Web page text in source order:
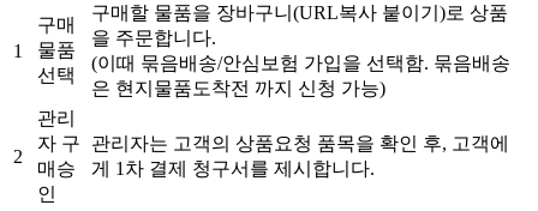
1
구매
물품
선택
구매할 물품을 장바구니(URL복사 붙이기)로 상품
을 주문합니다.
(이때 묶음배송/안심보험 가입을 선택함. 묶음배송
은 현지물품도착전 까지 신청 가능)
2
관리
자 구
매승
인
관리자는 고객의 상품요청 품목을 확인 후, 고객에
게 1차 결제 청구서를 제시합니다.